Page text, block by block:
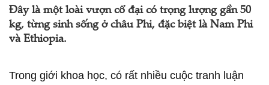
Đây là một loài vượn cổ đại có trọng lượng gần 50
kg, từng sinh sống ở châu Phi, đặc biệt là Nam Phi
và Ethiopia.
Trong giới khoa học, có rất nhiều cuộc tranh luận